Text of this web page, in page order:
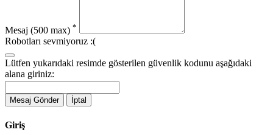
Mesaj (500 max) *
Robotları sevmiyoruz :(
Lütfen yukarıdaki resimde gösterilen güvenlik kodunu aşağıdaki
alana giriniz:
Mesaj Gönder İptal
Giriş